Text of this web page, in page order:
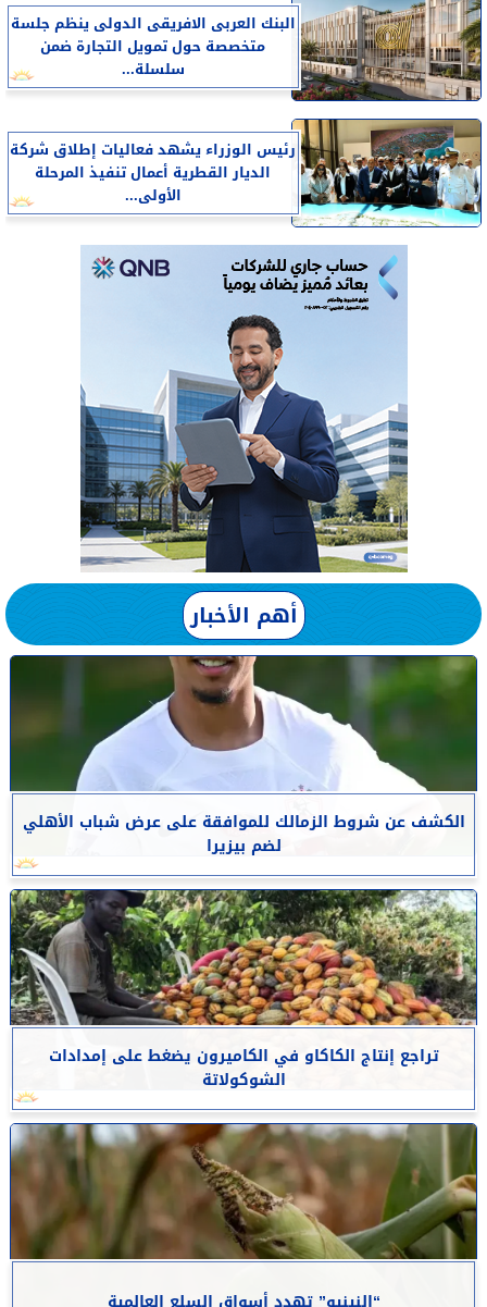
البنك العربى الافريقى الدولى ينظم جلسة
متخصصة حول تمويل التجارة ضمن
سلسلة...
رئيس الوزراء يشهد فعاليات إطلاق شركة
الديار القطرية أعمال تنفيذ المرحلة
الأولى...
أهم الأخبار
الكشف عن شروط الزمالك للموافقة على عرض شباب الأهلي
لضم بيزيرا
تراجع إنتاج الكاكاو في الكاميرون يضغط على إمدادات
الشوكولاتة